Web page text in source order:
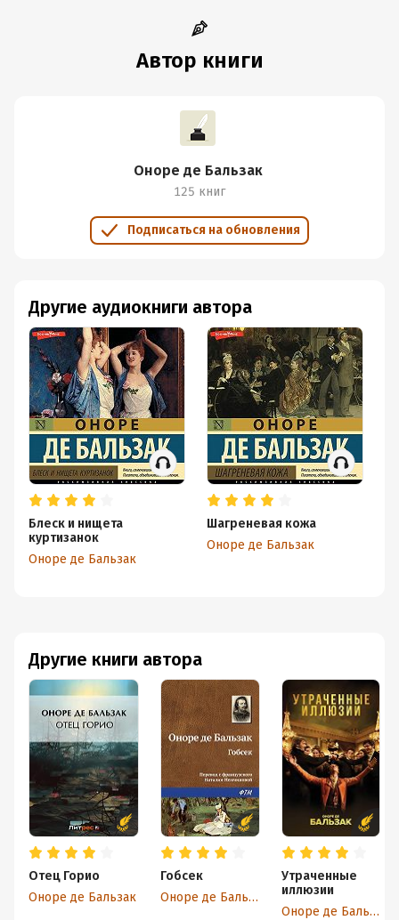
Автор книги
Оноре де Бальзак
125 книг
Подписаться на обновления
Другие книги автора
Отец Горио
Оноре де Бальзак
Гобсек
Оноре де Бальзак
Утраченные
иллюзии
Оноре де Бальзак
Другие аудиокниги автора
Блеск и нищета
куртизанок
Оноре де Бальзак
Шагреневая кожа
Оноре де Бальзак